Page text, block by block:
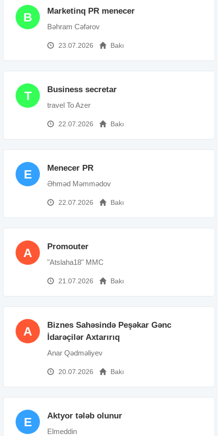
B Marketinq PR menecer
Bəhram Cəfərov
23.07.2026 Bakı
T Business secretar
travel To Azer
22.07.2026 Bakı
E Menecer PR
Əhməd Məmmədov
22.07.2026 Bakı
A Promouter
"Atslaha18" MMC
21.07.2026 Bakı
A
Biznes Sahəsində Peşəkar Gənc
İdarəçilər Axtarırıq
Anar Qədməliyev
20.07.2026 Bakı
E Aktyor tələb olunur
Elmeddin